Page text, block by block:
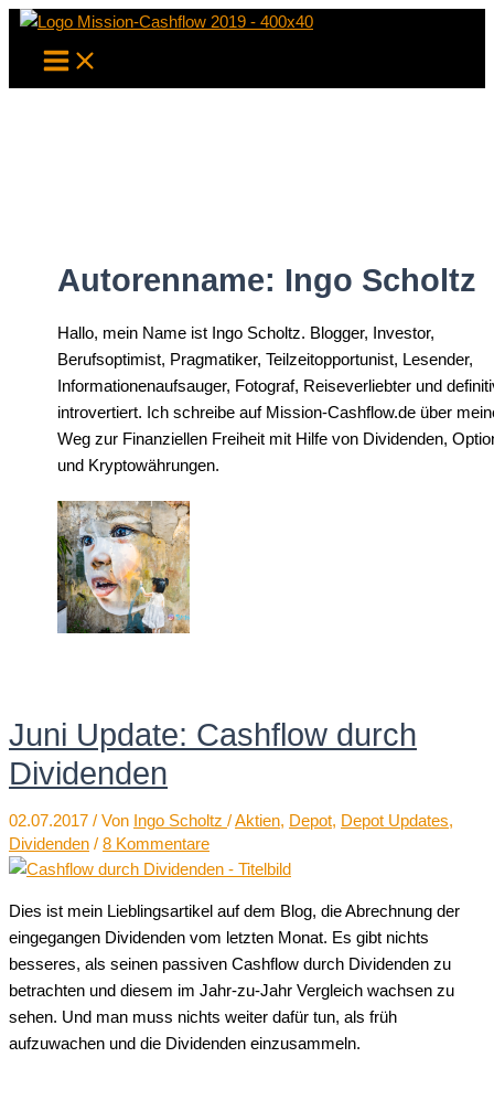
Zum
Inhalt
springen
Autorenname: Ingo Scholtz
Hallo, mein Name ist Ingo Scholtz. Blogger, Investor,
Berufsoptimist, Pragmatiker, Teilzeitopportunist, Lesender,
Informationenaufsauger, Fotograf, Reiseverliebter und
introvertiert. Ich schreibe auf Mission-Cashflow.de über
Weg zur Finanziellen Freiheit mit Hilfe von Dividenden,
und Kryptowährungen.
Juni Update: Cashflow durch
Dividenden
02.07.2017 / Von Ingo Scholtz /Aktien, Depot, Depot Updates,
Dividenden / 8 Kommentare
Dies ist mein Lieblingsartikel auf dem Blog, die Abrechnung der
eingegangen Dividenden vom letzten Monat. Es gibt nichts
besseres, als seinen passiven Cashflow durch Dividenden zu
betrachten und diesem im Jahr-zu-Jahr Vergleich wachsen zu
sehen. Und man muss nichts weiter dafür tun, als früh
aufzuwachen und die Dividenden einzusammeln.